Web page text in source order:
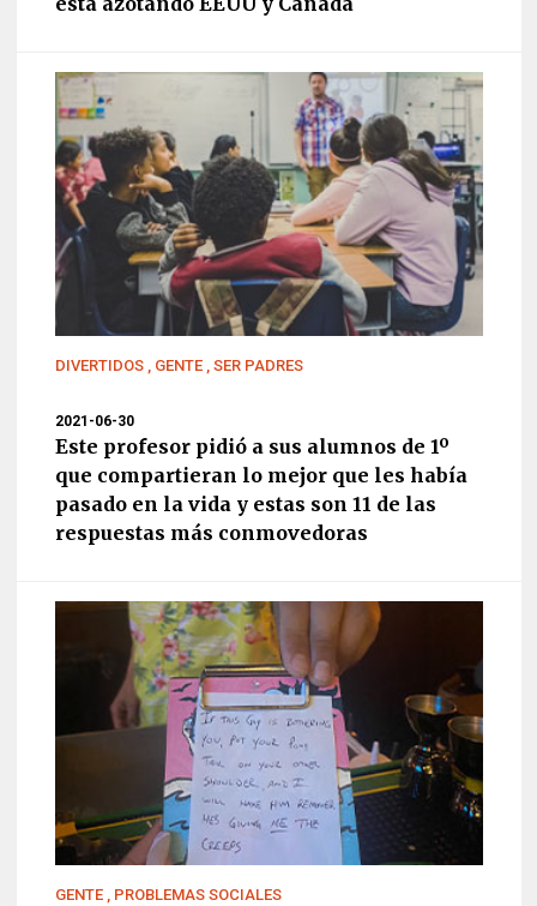
Este profesor pidió a sus alumnos de 1º
que compartieran lo mejor que les había
pasado en la vida y estas son 11 de las
respuestas más conmovedoras
DIVERTIDOS , GENTE ,SER PADRES
2021-06-30
GENTE , PROBLEMAS SOCIALES